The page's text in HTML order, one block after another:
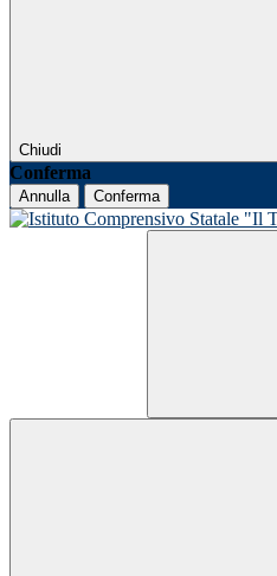
Chiudi
Conferma
Annulla Conferma